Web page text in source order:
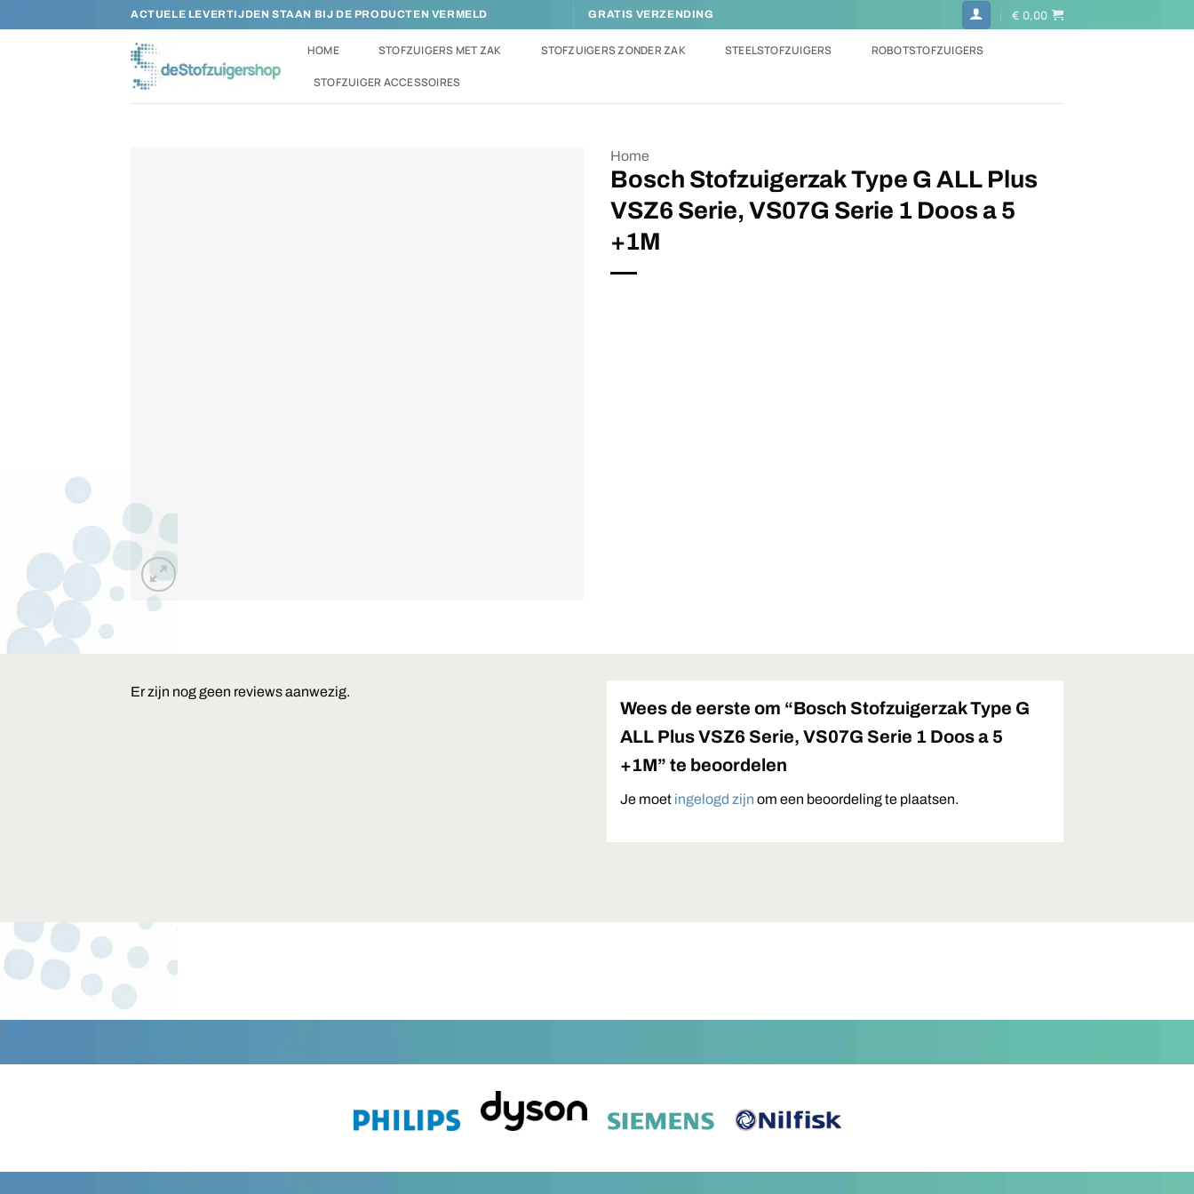
naar
ACTUELE LEVERTIJDEN STAAN BIJ DE PRODUCTEN VERMELD GRATIS VERZENDING € 0,00
HOME STOFZUIGERS MET ZAK STOFZUIGERS ZONDER ZAK STEELSTOFZUIGERS ROBOTSTOFZUIGERS
STOFZUIGER ACCESSOIRES
Home
Bosch Stofzuigerzak Type G ALL Plus
VSZ6 Serie, VS07G Serie 1 Doos a 5
+1M
Er zijn nog geen reviews aanwezig.
Wees de eerste om “Bosch Stofzuigerzak Type G
ALL Plus VSZ6 Serie, VS07G Serie 1 Doos a 5
+1M” te beoordelen
Je moet ingelogd zijn om een beoordeling te plaatsen.